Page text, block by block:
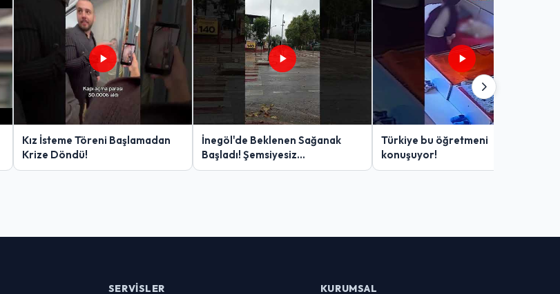
Kız İsteme Töreni Başlamadan
Krize Döndü!
İnegöl'de Beklenen Sağanak
Başladı! Şemsiyesiz
Yakalananlar Zor Anlar Yaşadı
Türkiye bu öğretmeni
konuşuyor!
SERVISLER KURUMSAL